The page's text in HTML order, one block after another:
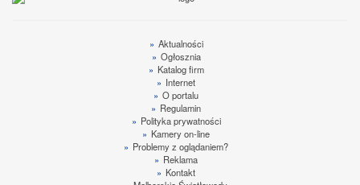
» Aktualności
» Ogłosznia
» Katalog firm
» Internet
» O portalu
» Regulamin
» Polityka prywatności
» Kamery on-line
» Problemy z oglądaniem?
» Reklama
» Kontakt